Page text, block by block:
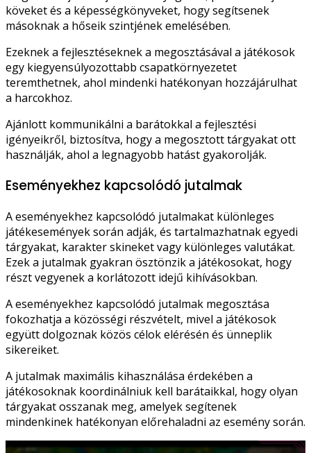
köveket és a képességkönyveket, hogy segítsenek
másoknak a hőseik szintjének emelésében.
Ezeknek a fejlesztéseknek a megosztásával a játékosok
egy kiegyensúlyozottabb csapatkörnyezetet
teremthetnek, ahol mindenki hatékonyan hozzájárulhat
a harcokhoz.
Ajánlott kommunikálni a barátokkal a fejlesztési
igényeikről, biztosítva, hogy a megosztott tárgyakat ott
használják, ahol a legnagyobb hatást gyakorolják.
Eseményekhez kapcsolódó jutalmak
A eseményekhez kapcsolódó jutalmakat különleges
játékesemények során adják, és tartalmazhatnak egyedi
tárgyakat, karakter skineket vagy különleges valutákat.
Ezek a jutalmak gyakran ösztönzik a játékosokat, hogy
részt vegyenek a korlátozott idejű kihívásokban.
A eseményekhez kapcsolódó jutalmak megosztása
fokozhatja a közösségi részvételt, mivel a játékosok
együtt dolgoznak közös célok elérésén és ünneplik
sikereiket.
A jutalmak maximális kihasználása érdekében a
játékosoknak koordinálniuk kell barátaikkal, hogy olyan
tárgyakat osszanak meg, amelyek segítenek
mindenkinek hatékonyan előrehaladni az esemény során.